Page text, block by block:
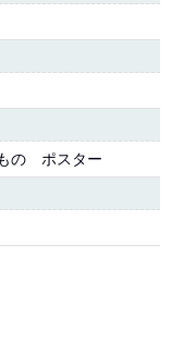
の ポスター